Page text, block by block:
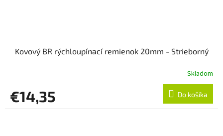
Kovový BR rýchloupínací remienok 20mm - Strieborný
Skladom
€14,35 Do košíka